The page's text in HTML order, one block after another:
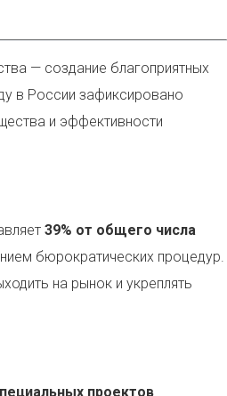
— создание благоприятных
в России зафиксировано
и эффективности
39% от общего числа
бюрократических процедур.
на рынок и укреплять
проектов